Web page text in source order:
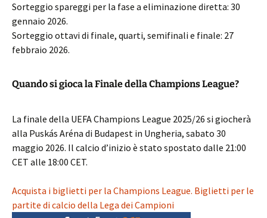
Sorteggio spareggi per la fase a eliminazione diretta: 30
gennaio 2026.
Sorteggio ottavi di finale, quarti, semifinali e finale: 27
febbraio 2026.
Quando si gioca la Finale della Champions League?
La finale della UEFA Champions League 2025/26 si giocherà
alla Puskás Aréna di Budapest in Ungheria, sabato 30
maggio 2026. Il calcio d’inizio è stato spostato dalle 21:00
CET alle 18:00 CET.
Acquista i biglietti per la Champions League. Biglietti per le
partite di calcio della Lega dei Campioni